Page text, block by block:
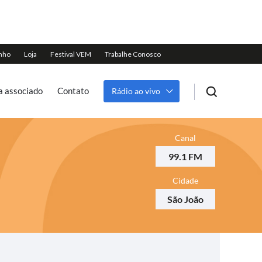
associado Contato Rádio ao vivo
Canal
99.1 FM
Cidade
São João